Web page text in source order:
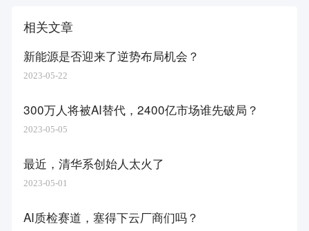
相关文章
新能源是否迎来了逆势布局机会？
2023-05-22
300万人将被AI替代，2400亿市场谁先破局？
2023-05-05
最近，清华系创始人太火了
2023-05-01
AI质检赛道，塞得下云厂商们吗？